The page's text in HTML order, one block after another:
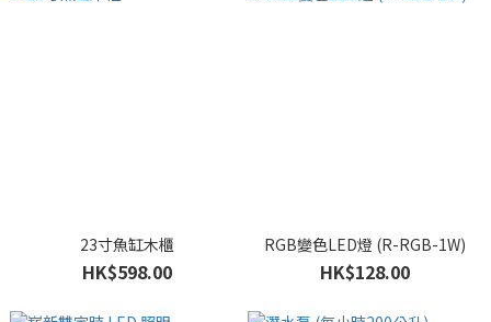
23寸魚缸木櫃
HK$598.00
RGB變色LED燈 (R-RGB-1W)
HK$128.00